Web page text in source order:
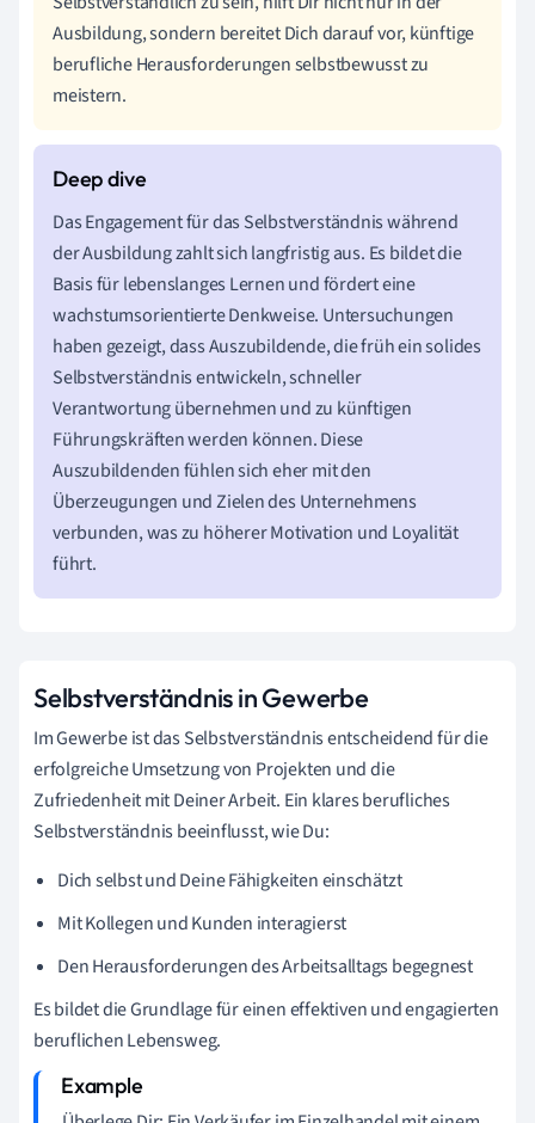
Ausbildung, sondern bereitet Dich darauf vor, künftige
berufliche Herausforderungen selbstbewusst zu
meistern.
Das Engagement für das Selbstverständnis während
der Ausbildung zahlt sich langfristig aus. Es bildet die
Basis für lebenslanges Lernen und fördert eine
wachstumsorientierte Denkweise. Untersuchungen
haben gezeigt, dass Auszubildende, die früh ein solides
Selbstverständnis entwickeln, schneller
Verantwortung übernehmen und zu künftigen
Führungskräften werden können. Diese
Auszubildenden fühlen sich eher mit den
Überzeugungen und Zielen des Unternehmens
verbunden, was zu höherer Motivation und Loyalität
führt.
Selbstverständnis in Gewerbe
Im Gewerbe ist das Selbstverständnis entscheidend für die
erfolgreiche Umsetzung von Projekten und die
Zufriedenheit mit Deiner Arbeit. Ein klares berufliches
Selbstverständnis beeinflusst, wie Du:
Dich selbst und Deine Fähigkeiten einschätzt
Mit Kollegen und Kunden interagierst
Den Herausforderungen des Arbeitsalltags begegnest
Es bildet die Grundlage für einen effektiven und engagierten
beruflichen Lebensweg.